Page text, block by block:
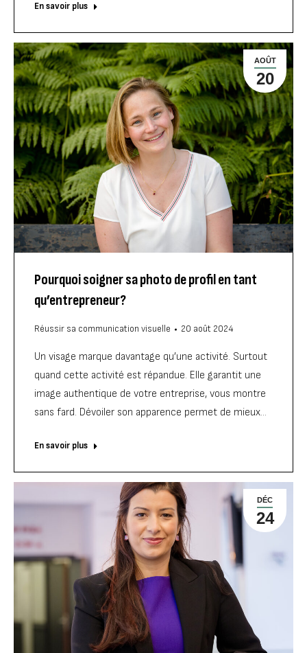
En savoir plus
AOÛT
20
Pourquoi soigner sa photo de profil en tant
qu’entrepreneur?
Réussir sa communication visuelle 20 août 2024
Un visage marque davantage qu’une activité. Surtout
quand cette activité est répandue. Elle garantit une
image authentique de votre entreprise, vous montre
sans fard. Dévoiler son apparence permet de mieux…
En savoir plus
DÉC
24